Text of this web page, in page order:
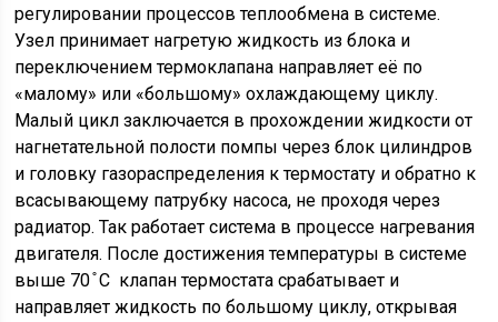
регулировании процессов теплообмена в системе.
Узел принимает нагретую жидкость из блока и
переключением термоклапана направляет её по
«малому» или «большому» охлаждающему циклу.
Малый цикл заключается в прохождении жидкости от
нагнетательной полости помпы через блок цилиндров
и головку газораспределения к термостату и обратно к
всасывающему патрубку насоса, не проходя через
радиатор. Так работает система в процессе нагревания
двигателя. После достижения температуры в системе
выше 70 ̊ С клапан термостата срабатывает и
направляет жидкость по большому циклу, открывая